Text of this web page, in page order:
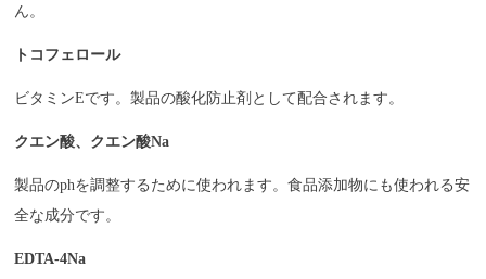
ん。
トコフェロール
ビタミンEです。製品の酸化防止剤として配合されます。
クエン酸、クエン酸Na
製品のphを調整するために使われます。食品添加物にも使われる安
全な成分です。
EDTA-4Na